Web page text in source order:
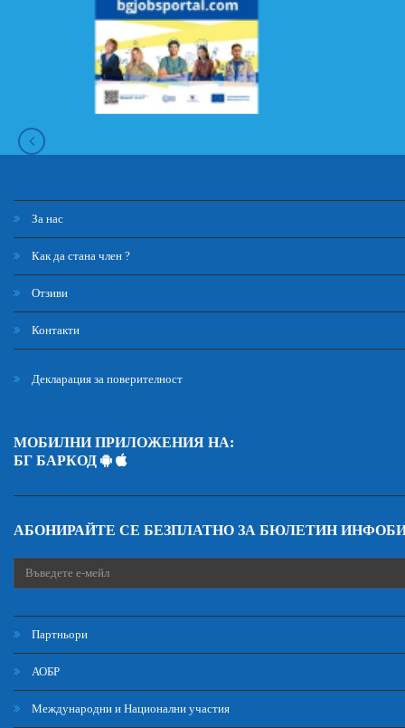
За нас
Как да стана член ?
Отзиви
Контакти
Декларация за поверителност
МОБИЛНИ ПРИЛОЖЕНИЯ НА:
БГ БАРКОД
АБОНИРАЙТЕ СЕ БЕЗПЛАТНО ЗА БЮЛЕТИН
Партньори
АОБР
Международни и Национални участия